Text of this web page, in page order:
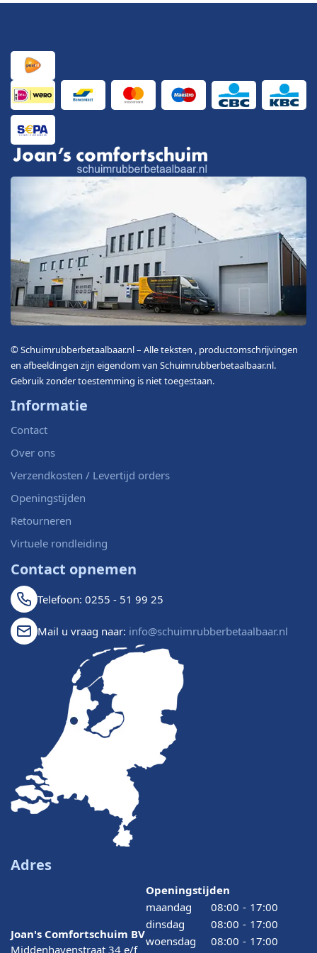
© Schuimrubberbetaalbaar.nl – Alle teksten , productomschrijvingen
en afbeeldingen zijn eigendom van Schuimrubberbetaalbaar.nl.
Gebruik zonder toestemming is niet toegestaan.
Informatie
Contact
Over ons
Verzendkosten / Levertijd orders
Openingstijden
Retourneren
Virtuele rondleiding
Contact opnemen
Telefoon: 0255 - 51 99 25
Mail u vraag naar: info@schuimrubberbetaalbaar.nl
Adres
Joan's Comfortschuim BV
Middenhavenstraat 34 e/f
Openingstijden
maandag
08:00 - 17:00
dinsdag
08:00 - 17:00
woensdag
08:00 - 17:00